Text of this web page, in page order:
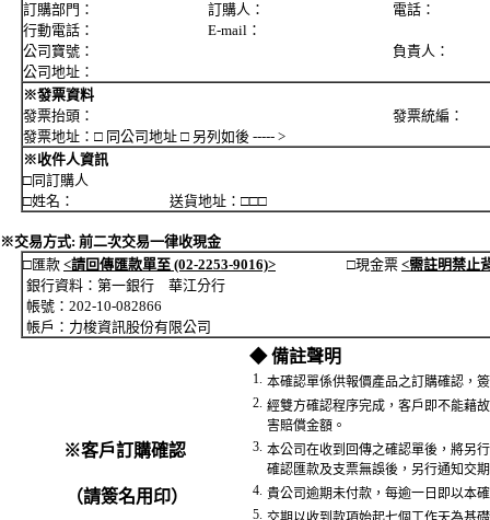
訂購部門： 訂購人： 電話：
行動電話： E-mail：
公司寶號： 負責人：
公司地址：
※發票資料
發票抬頭： 發票統編：
發票地址：□ 同公司地址 □ 另列如後 ----- >
※收件人資訊
□同訂購人
□姓名： 送貨地址：□□□
※交易方式: 前二次交易一律收現金
□匯款 <請回傳匯款單至 (02-2253-9016)> □現金票 <需註明禁止
銀行資料：第一銀行 華江分行
帳號：202-10-082866
帳戶：力梭資訊股份有限公司
※客戶訂購確認
（請簽名用印）
◆ 備註聲明
1. 本確認單係供報價產品之訂購確認，
2. 經雙方確認程序完成，客戶即不能藉
害賠償金額。
3. 本公司在收到回傳之確認單後，將另
確認匯款及支票無誤後，另行通知交
4. 貴公司逾期未付款，每逾一日即以本
5.